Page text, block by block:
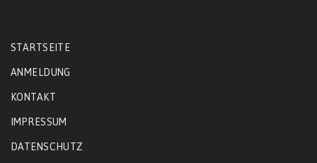
STARTSEITE
ANMELDUNG
KONTAKT
IMPRESSUM
DATENSCHUTZ